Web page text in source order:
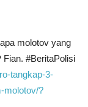
molotov yang
Fian. #BeritaPolisi
tangkap-3-
molotov/?